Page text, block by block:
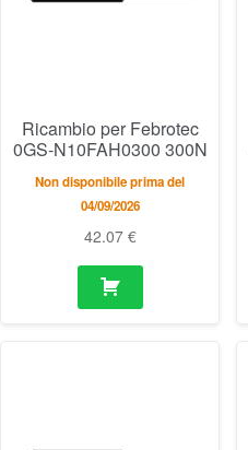
Ricambio per Febrotec
0GS-N10FAH0300 300N
Non disponibile prima del
04/09/2026
42.07 €